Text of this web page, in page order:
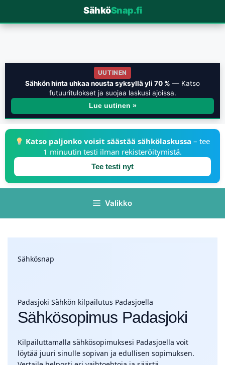
SähköSnap.fi
UUTINEN
Sähkön hinta uhkaa nousta syksyllä yli 70 % — Katso
futuuritulokset ja suojaa laskusi ajoissa.
Lue uutinen »
Katso paljonko voisit säästää sähkölaskussa – tee
1 minuutin testi ilman rekisteröitymistä.
Tee testi nyt
Valikko
Sähkösnap
Padasjoki Sähkön kilpailutus Padasjoella
Sähkösopimus Padasjoki
Kilpailuttamalla sähkösopimuksesi Padasjoella voit
löytää juuri sinulle sopivan ja edullisen sopimuksen.